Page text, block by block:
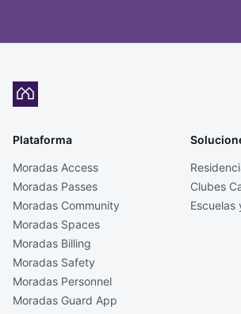
Plataforma
Moradas Access
Moradas Passes
Moradas Community
Moradas Spaces
Moradas Billing
Moradas Safety
Moradas Personnel
Moradas Guard App
Clubes
Escuelas